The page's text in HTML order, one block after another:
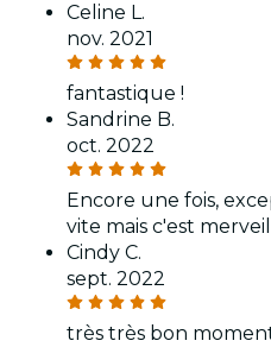
Celine L.
nov. 2021
fantastique !
Sandrine B.
oct. 2022
Encore une fois,
vite mais c'est
Cindy C.
sept. 2022
très très bon